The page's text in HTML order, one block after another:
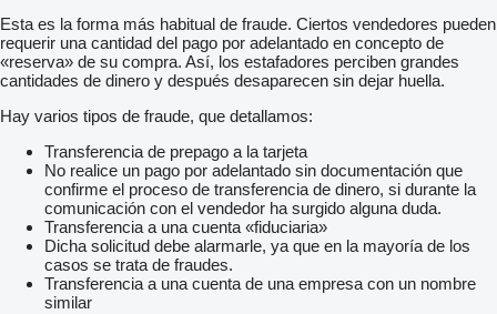
Esta es la forma más habitual de fraude. Ciertos vendedores pueden
requerir una cantidad del pago por adelantado en concepto de
«reserva» de su compra. Así, los estafadores perciben grandes
cantidades de dinero y después desaparecen sin dejar huella.
Hay varios tipos de fraude, que detallamos:
Transferencia de prepago a la tarjeta
No realice un pago por adelantado sin documentación que
confirme el proceso de transferencia de dinero, si durante la
comunicación con el vendedor ha surgido alguna duda.
Transferencia a una cuenta «fiduciaria»
Dicha solicitud debe alarmarle, ya que en la mayoría de los
casos se trata de fraudes.
Transferencia a una cuenta de una empresa con un nombre
similar